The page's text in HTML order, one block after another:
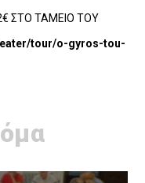
ΣΤΟ ΤΑΜΕΙΟ ΤΟΥ
tour/o-gyros-tou-